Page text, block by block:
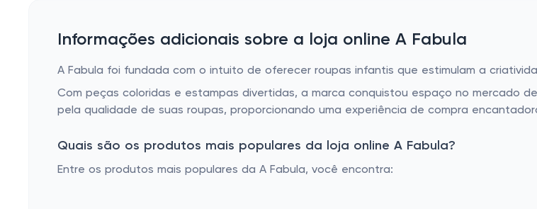
Informações adicionais sobre a loja online A Fabula
A Fabula foi fundada com o intuito de oferecer roupas infantis que estimulam a
Com peças coloridas e estampas divertidas, a marca conquistou espaço no mercado
pela qualidade de suas roupas, proporcionando uma experiência de compra
Quais são os produtos mais populares da loja online A Fabula?
Entre os produtos mais populares da A Fabula, você encontra: